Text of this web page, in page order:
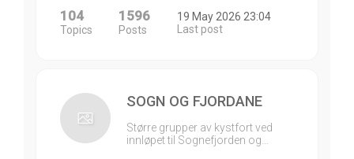
104
Topics
1596
Posts
19 May 2026 23:04
Last post
SOGN OG FJORDANE
Større grupper av kystfort ved
innløpet til Sognefjorden og…